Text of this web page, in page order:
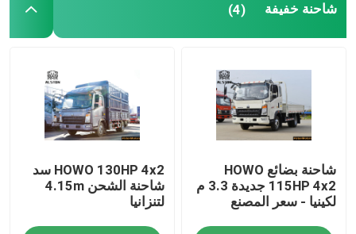
رأس الجرار
شاحنة خفيفة
مقطورة تفريغ
مقطورة خزان الوقود
شاحنة خفيفة (4)
شاحنة بضائع HOWO
115HP 4x2 جديدة 3.3 م
لكينيا - سعر المصنع
HOWO 130HP 4x2 سد
شاحنة الشحن 4.15m
لتنزانيا